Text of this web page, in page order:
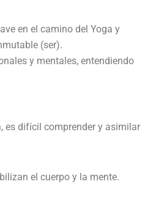
en el camino del Yoga y
(ser).
y mentales, entendiendo
es difícil comprender y asimilar
el cuerpo y la mente.